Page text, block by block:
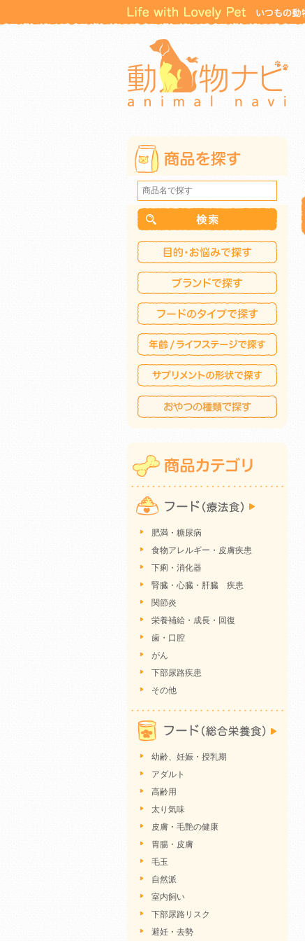
肥満・糖尿病
食物アレルギー・皮膚疾患
下痢・消化器
腎臓・心臓・肝臓 疾患
関節炎
栄養補給・成長・回復
歯・口腔
がん
下部尿路疾患
その他
幼齢、妊娠・授乳期
アダルト
高齢用
太り気味
皮膚・毛艶の健康
胃腸・皮膚
毛玉
自然派
室内飼い
下部尿路リスク
避妊・去勢